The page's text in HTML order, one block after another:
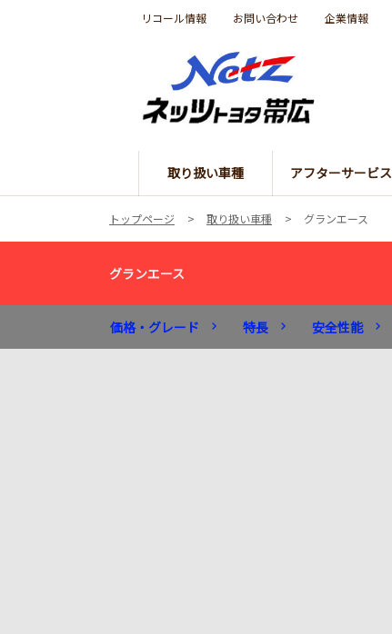
取り扱い車種 アフターサービス
リコール情報 お問い合わせ 企業情報
トップページ 取り扱い車種 グランエース
グランエース
価格・グレード 特長 安全性能